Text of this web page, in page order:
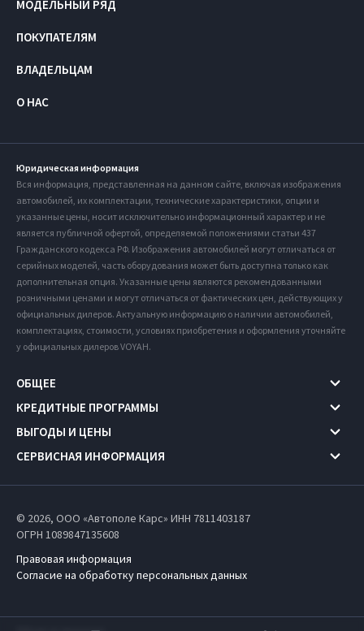
МОДЕЛЬНЫЙ РЯД
ПОКУПАТЕЛЯМ
ВЛАДЕЛЬЦАМ
О НАС
Юридическая информация
Вся информация, представленная на данном сайте, включая изображения
автомобилей, их комплектации, технические характеристики, опции и
указанные цены, носит исключительно информационный характер и не
является публичной офертой, определяемой положениями статьи 437
Гражданского кодекса РФ. Изображения автомобилей могут отличаться от
серийных моделей, часть оборудования может быть доступна только как
дополнительная опция. Указанные цены являются рекомендованными
розничными ценами и могут отличаться от фактических цен, действующих у
официальных дилеров. Актуальную информацию о наличии автомобилей,
комплектациях, стоимости, условиях приобретения и оформления уточняйте
у официальных дилеров VOYAH.
ОБЩЕЕ
КРЕДИТНЫЕ ПРОГРАММЫ
ВЫГОДЫ И ЦЕНЫ
СЕРВИСНАЯ ИНФОРМАЦИЯ
© 2026, ООО «Автополе Карс» ИНН 7811403187
ОГРН 1089847135608
Правовая информация
Согласие на обработку персональных данных